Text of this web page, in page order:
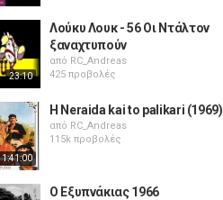
23:10
Λούκυ Λουκ - 56 Οι Ντάλτον
ξαναχτυπούν
από RC_Andreas
425 προβολές
1:41:00
H Neraida kai to palikari (1969)
από RC_Andreas
115k προβολές
Ο Εξυπνάκιας 1966